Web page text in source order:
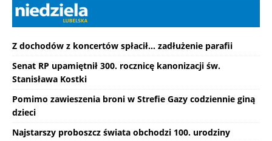
Z dochodów z koncertów spłacił... zadłużenie parafii
Senat RP upamiętnił 300. rocznicę kanonizacji św.
Stanisława Kostki
Pomimo zawieszenia broni w Strefie Gazy codziennie giną
dzieci
Najstarszy proboszcz świata obchodzi 100. urodziny